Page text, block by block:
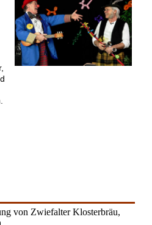
von Zwiefalter Klosterbräu,